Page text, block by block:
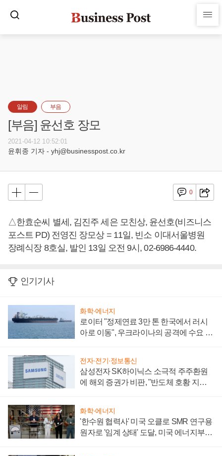
알림 부음
[부음] 윤선호 장모
2021-04-12 10:52:01
윤휘종 기자 - yhj@businesspost.co.kr
0
△한효순씨 별세, 김진주 세은 모친상, 윤선호(비즈니스
포스트 PD) 전영진 장모상 = 11일, 빈소 이대서울병원
장례식장 8호실, 발인 13일 오전 9시, 02-6986-4440.
인기기사
화학·에너지
로이터 "정제연료 3만 톤 한국에서 러시
아로 이동", 우크라이나의 공격에 수요 늘
전자·전기·정보통신
삼성전자 SK하이닉스 소극적 주주환원
에 해외 증권가 비판, "반도체 호황 지속
화학·에너지
'한수원 협력사' 미국 오클로 SMR 연구용
원자로 '임계 상태' 도달, 미국 에너지부